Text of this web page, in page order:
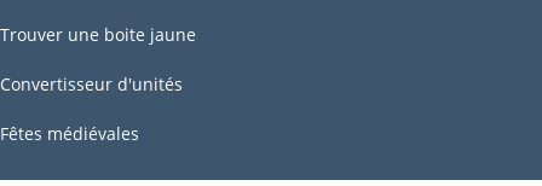
Trouver une boite jaune
Convertisseur d'unités
Fêtes médiévales